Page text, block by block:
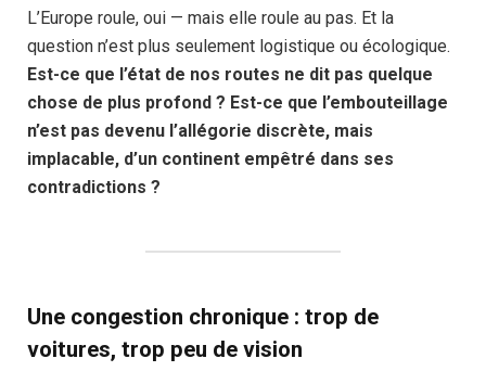
L’Europe roule, oui — mais elle roule au pas. Et la
question n’est plus seulement logistique ou écologique.
Est-ce que l’état de nos routes ne dit pas quelque
chose de plus profond ? Est-ce que l’embouteillage
n’est pas devenu l’allégorie discrète, mais
implacable, d’un continent empêtré dans ses
contradictions ?
Une congestion chronique : trop de
voitures, trop peu de vision